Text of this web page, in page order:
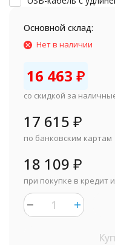
Основной склад:
Нет в наличии
16 463 ₽
со скидкой за
17 615 ₽
по банковским картам
18 109 ₽
при покупке в кредит